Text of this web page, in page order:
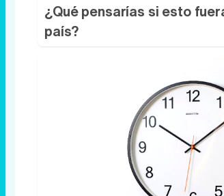
¿Qué pensarías si esto
país?